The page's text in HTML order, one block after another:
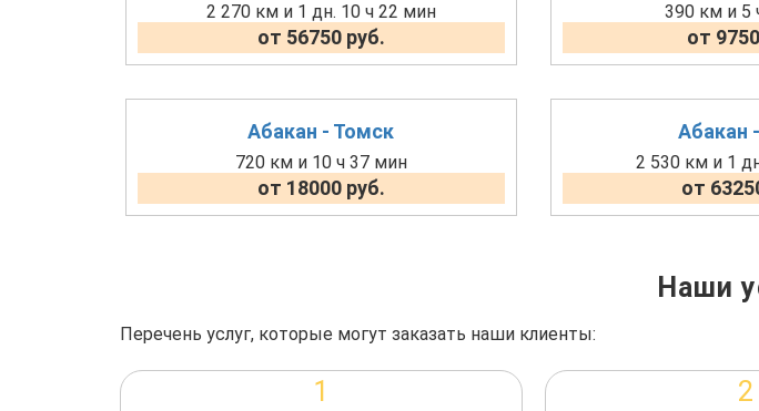
2 270 км и 1 дн. 10 ч 22 мин
от 56750 руб.
390 км и 5
от
Абакан - Томск
720 км и 10 ч 37 мин
от 18000 руб.
Абакан
2 530 км и 1
от
Наши
Перечень услуг, которые могут заказать наши клиенты:
1 2